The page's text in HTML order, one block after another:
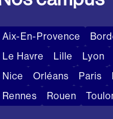
Aix-En-Provence
Le Havre
Lille Lyon
Nice
Orléans Paris
Rennes
Rouen